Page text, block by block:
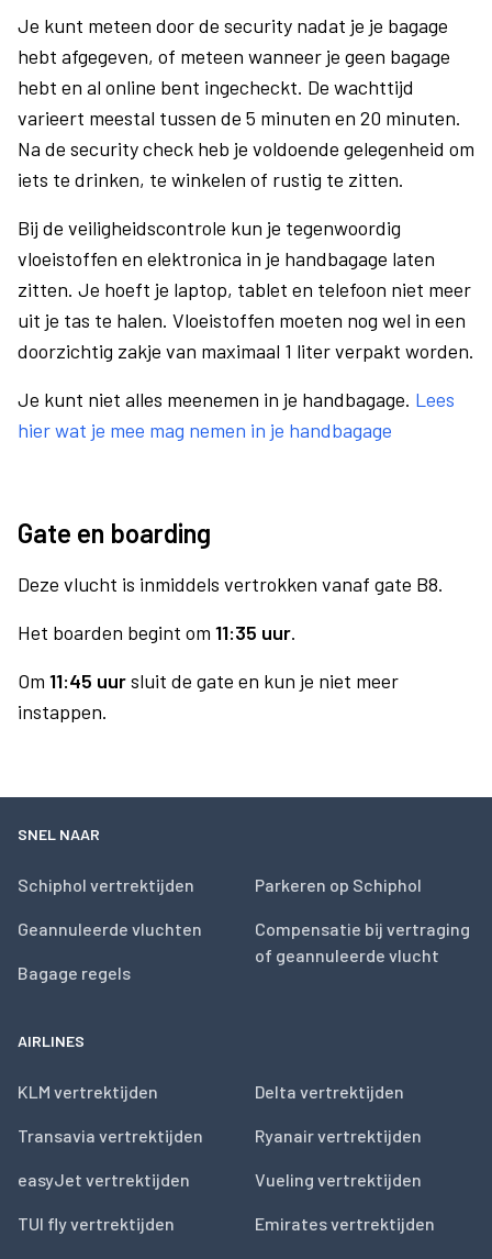
Je kunt meteen door de security nadat je je bagage
hebt afgegeven, of meteen wanneer je geen bagage
hebt en al online bent ingecheckt. De wachttijd
varieert meestal tussen de 5 minuten en 20 minuten.
Na de security check heb je voldoende gelegenheid om
iets te drinken, te winkelen of rustig te zitten.
Bij de veiligheidscontrole kun je tegenwoordig
vloeistoffen en elektronica in je handbagage laten
zitten. Je hoeft je laptop, tablet en telefoon niet meer
uit je tas te halen. Vloeistoffen moeten nog wel in een
doorzichtig zakje van maximaal 1 liter verpakt worden.
Je kunt niet alles meenemen in je handbagage. Lees
hier wat je mee mag nemen in je handbagage
Gate en boarding
Deze vlucht is inmiddels vertrokken vanaf gate B8.
Het boarden begint om 11:35 uur.
Om 11:45 uursluit de gate en kun je niet meer
instappen.
SNEL NAAR
Schiphol vertrektijden
Geannuleerde vluchten
Bagage regels
Parkeren op Schiphol
Compensatie bij vertraging
of geannuleerde vlucht
AIRLINES
KLM vertrektijden
Transavia vertrektijden
easyJet vertrektijden
TUI fly vertrektijden
Delta vertrektijden
Ryanair vertrektijden
Vueling vertrektijden
Emirates vertrektijden